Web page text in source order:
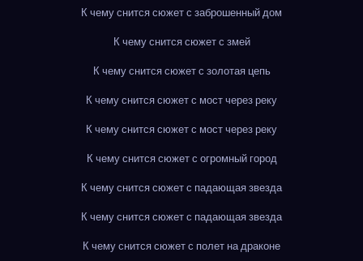
К чему снится сюжет с заброшенный дом
К чему снится сюжет с змей
К чему снится сюжет с золотая цепь
К чему снится сюжет с мост через реку
К чему снится сюжет с мост через реку
К чему снится сюжет с огромный город
К чему снится сюжет с падающая звезда
К чему снится сюжет с падающая звезда
К чему снится сюжет с полет на драконе